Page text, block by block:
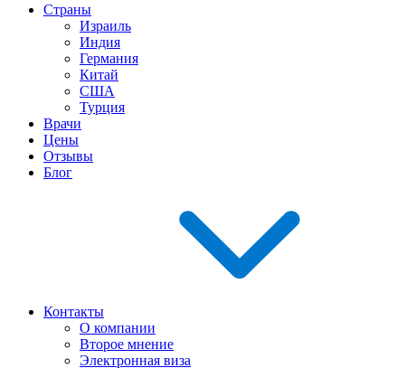
Страны
Израиль
Индия
Германия
Китай
США
Турция
Врачи
Цены
Отзывы
Блог
Контакты
О компании
Второе мнение
Электронная виза